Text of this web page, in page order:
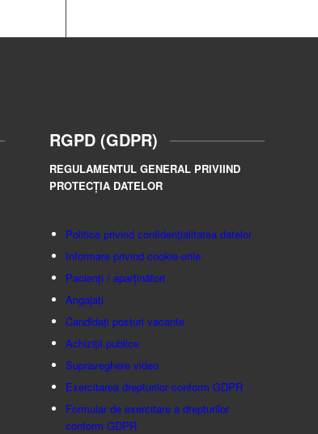
RGPD (GDPR)
REGULAMENTUL GENERAL PRIVIIND
PROTECȚIA DATELOR
Politica privind confidențialitatea datelor
Informare privind cookie-urile
Pacienți / aparținători
Angajați
Candidați posturi vacante
Achiziții publice
Supraveghere video
Exercitarea drepturilor conform GDPR
Formular de exercitare a drepturilor
conform GDPR